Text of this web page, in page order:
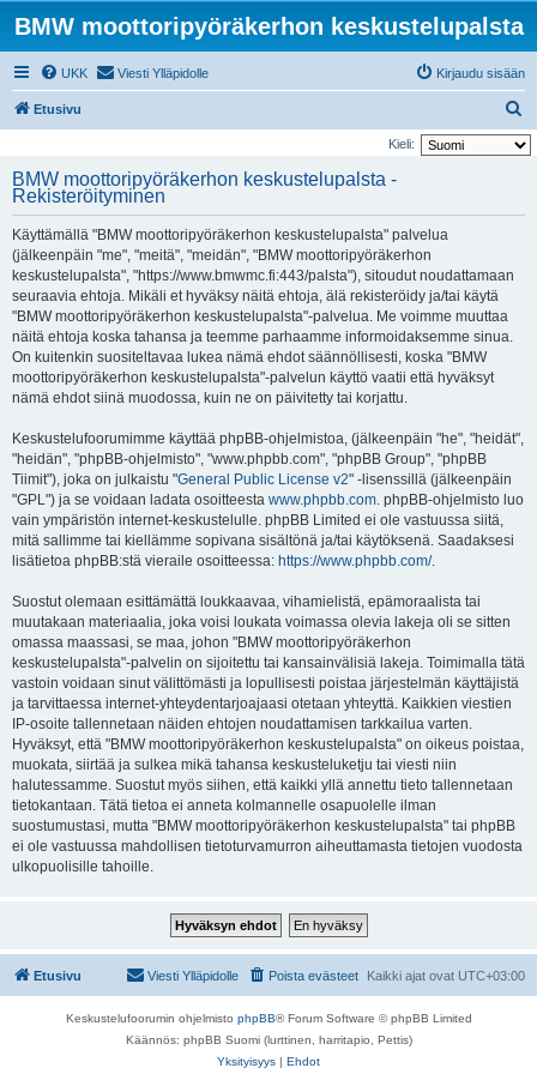
BMW moottoripyöräkerhon keskustelupalsta
UKK Viesti Ylläpidolle Kirjaudu sisään
Etusivu
t
Kieli:
BMW moottoripyöräkerhon keskustelupalsta -
Rekisteröityminen
Käyttämällä "BMW moottoripyöräkerhon keskustelupalsta" palvelua
(jälkeenpäin "me", "meitä", "meidän", "BMW moottoripyöräkerhon
keskustelupalsta", "https://www.bmwmc.fi:443/palsta"), sitoudut noudattamaan
seuraavia ehtoja. Mikäli et hyväksy näitä ehtoja, älä rekisteröidy ja/tai käytä
"BMW moottoripyöräkerhon keskustelupalsta"-palvelua. Me voimme muuttaa
näitä ehtoja koska tahansa ja teemme parhaamme informoidaksemme sinua.
On kuitenkin suositeltavaa lukea nämä ehdot säännöllisesti, koska "BMW
moottoripyöräkerhon keskustelupalsta"-palvelun käyttö vaatii että hyväksyt
nämä ehdot siinä muodossa, kuin ne on päivitetty tai korjattu.
Keskustelufoorumimme käyttää phpBB-ohjelmistoa, (jälkeenpäin "he", "heidät",
"heidän", "phpBB-ohjelmisto", "www.phpbb.com", "phpBB Group", "phpBB
Tiimit"), joka on julkaistu "General Public License v2" -lisenssillä (jälkeenpäin
"GPL") ja se voidaan ladata osoitteesta www.phpbb.com. phpBB-ohjelmisto luo
vain ympäristön internet-keskustelulle. phpBB Limited ei ole vastuussa siitä,
mitä sallimme tai kiellämme sopivana sisältönä ja/tai käytöksenä. Saadaksesi
lisätietoa phpBB:stä vieraile osoitteessa: https://www.phpbb.com/.
Suostut olemaan esittämättä loukkaavaa, vihamielistä, epämoraalista tai
muutakaan materiaalia, joka voisi loukata voimassa olevia lakeja oli se sitten
omassa maassasi, se maa, johon "BMW moottoripyöräkerhon
keskustelupalsta"-palvelin on sijoitettu tai kansainvälisiä lakeja. Toimimalla tätä
vastoin voidaan sinut välittömästi ja lopullisesti poistaa järjestelmän käyttäjistä
ja tarvittaessa internet-yhteydentarjoajaasi otetaan yhteyttä. Kaikkien viestien
IP-osoite tallennetaan näiden ehtojen noudattamisen tarkkailua varten.
Hyväksyt, että "BMW moottoripyöräkerhon keskustelupalsta" on oikeus poistaa,
muokata, siirtää ja sulkea mikä tahansa keskusteluketju tai viesti niin
halutessamme. Suostut myös siihen, että kaikki yllä annettu tieto tallennetaan
tietokantaan. Tätä tietoa ei anneta kolmannelle osapuolelle ilman
suostumustasi, mutta "BMW moottoripyöräkerhon keskustelupalsta" tai phpBB
ei ole vastuussa mahdollisen tietoturvamurron aiheuttamasta tietojen vuodosta
ulkopuolisille tahoille.
Etusivu Kaikki ajat ovat UTC+03:00
Poista evästeet
Viesti Ylläpidolle
Keskustelufoorumin ohjelmisto phpBB® Forum Software © phpBB Limited
Käännös: phpBB Suomi (lurttinen, harritapio, Pettis)
Yksityisyys | Ehdot